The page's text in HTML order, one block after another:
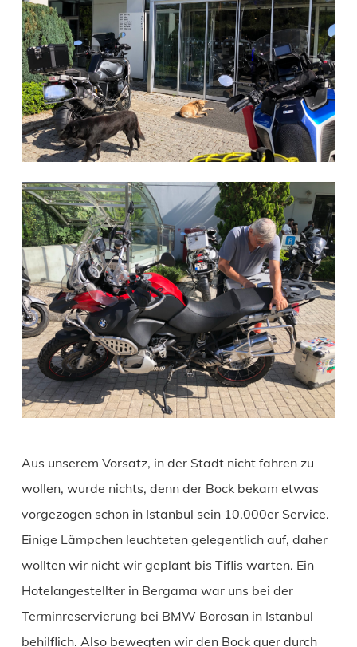
Aus unserem Vorsatz, in der Stadt nicht fahren zu
wollen, wurde nichts, denn der Bock bekam etwas
vorgezogen schon in Istanbul sein 10.000er Service.
Einige Lämpchen leuchteten gelegentlich auf, daher
wollten wir nicht wir geplant bis Tiflis warten. Ein
Hotelangestellter in Bergama war uns bei der
Terminreservierung bei BMW Borosan in Istanbul
behilflich. Also bewegten wir den Bock quer durch